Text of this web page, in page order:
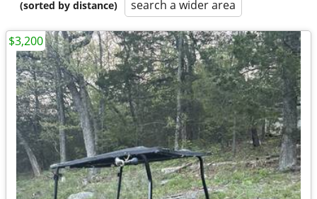
(sorted by distance)
search a wider area
$3,200